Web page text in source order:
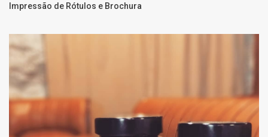
Impressão de Rótulos e Brochura